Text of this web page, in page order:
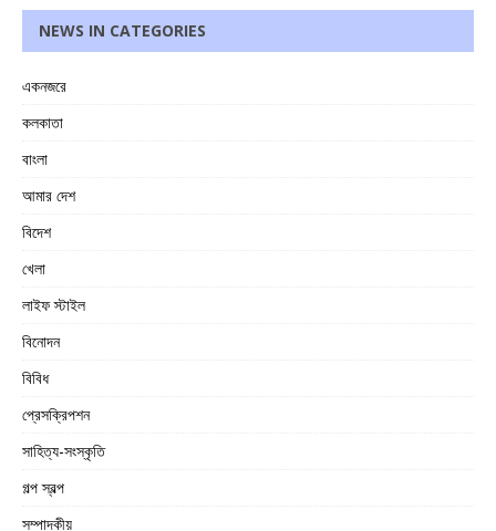
NEWS IN CATEGORIES
একনজরে
কলকাতা
বাংলা
আমার দেশ
বিদেশ
খেলা
লাইফ স্টাইল
বিনোদন
বিবিধ
প্রেসক্রিপশন
সাহিত্য-সংস্কৃতি
গল্প স্বল্প
সম্পাদকীয়